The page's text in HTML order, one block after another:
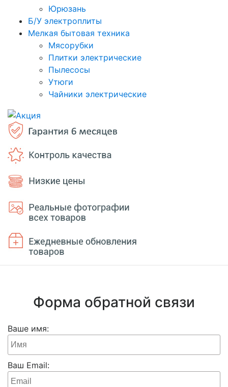
Юрюзань
Б/У электроплиты
Мелкая бытовая техника
Мясорубки
Плитки электрические
Пылесосы
Утюги
Чайники электрические
Форма обратной связи
Ваше имя:
Ваш Email: